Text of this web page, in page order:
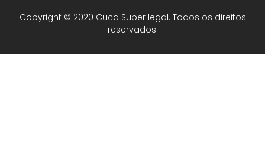
Copyright © 2020 Cuca Super legal. Todos os direitos
reservados.